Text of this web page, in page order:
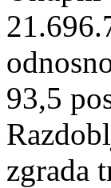
93,5
zgrada